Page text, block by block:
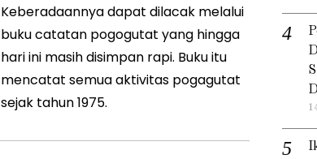
Keberadaannya dapat dilacak melalui
buku catatan pogogutat yang hingga
hari ini masih disimpan rapi. Buku itu
mencatat semua aktivitas pogagutat
sejak tahun 1975.